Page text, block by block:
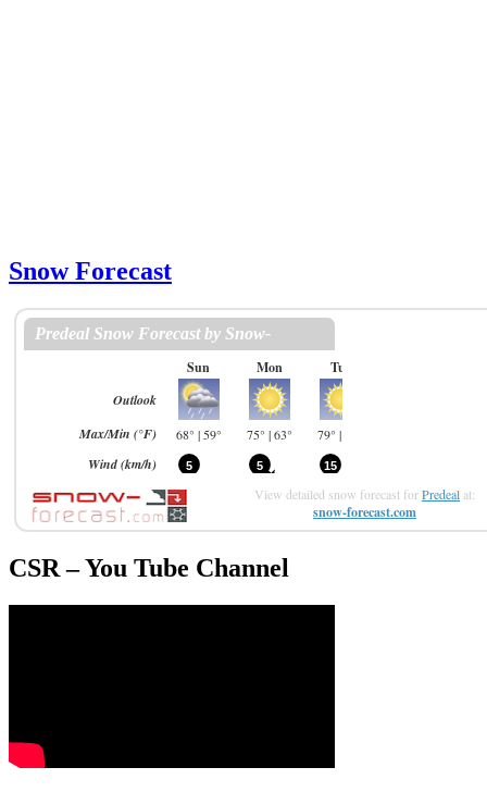
Snow Forecast
View detailed snow forecast forPredeal at:
snow-forecast.com
CSR – You Tube Channel